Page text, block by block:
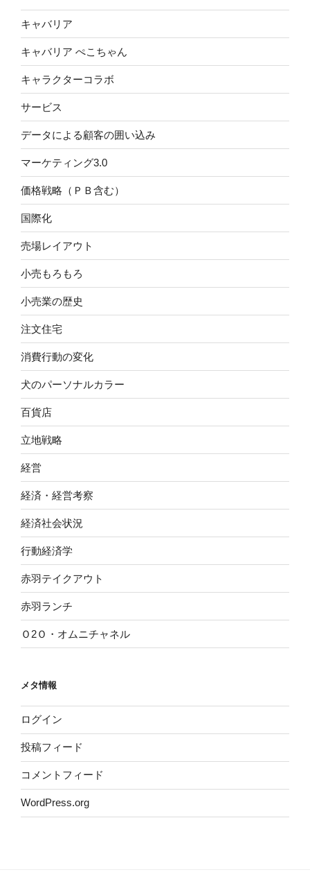
キャバリア
キャバリア ぺこちゃん
キャラクターコラボ
サービス
データによる顧客の囲い込み
マーケティング3.0
価格戦略（ＰＢ含む）
国際化
売場レイアウト
小売もろもろ
小売業の歴史
注文住宅
消費行動の変化
犬のパーソナルカラー
百貨店
立地戦略
経営
経済・経営考察
経済社会状況
行動経済学
赤羽テイクアウト
赤羽ランチ
Ｏ2Ｏ・オムニチャネル
メタ情報
ログイン
投稿フィード
コメントフィード
WordPress.org